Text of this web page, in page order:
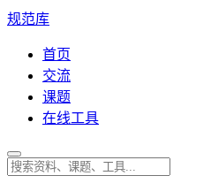
规范库
首页
交流
课题
在线工具